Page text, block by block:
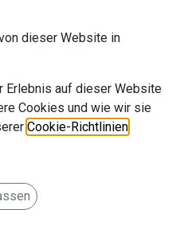
40Pin
46-15
dieser Website in
Erlebnis auf dieser Website
Cookies und wie wir sie
Cookie-Richtlinien